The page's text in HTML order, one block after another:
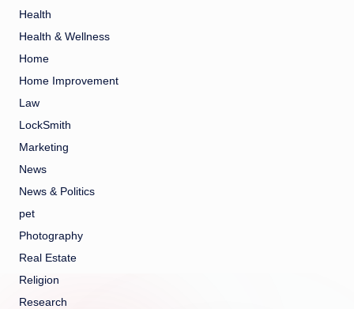
Health
Health & Wellness
Home
Home Improvement
Law
LockSmith
Marketing
News
News & Politics
pet
Photography
Real Estate
Religion
Research